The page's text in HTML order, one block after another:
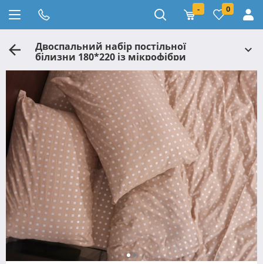
- 0
Двоспальний набір постільної
білизни 180*220 із мікрофібри
№202702 Черешенька™